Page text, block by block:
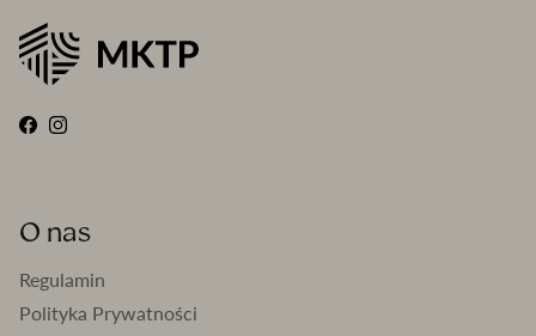
Facebook
Instagram
O nas
Regulamin
Polityka Prywatności